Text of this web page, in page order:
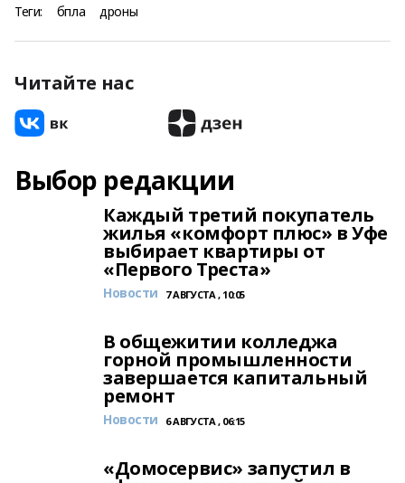
Теги: бпла дроны
Читайте нас
Выбор редакции
Каждый третий покупатель
жилья «комфорт плюс» в Уфе
выбирает квартиры от
«Первого Треста»
Новости 7 АВГУСТА , 10:05
В общежитии колледжа
горной промышленности
завершается капитальный
ремонт
Новости 6 АВГУСТА , 06:15
«Домосервис» запустил в